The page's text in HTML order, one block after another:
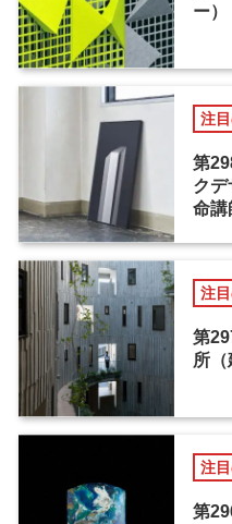
ー）
注
第
ク
命講
注
第
所（
注
第